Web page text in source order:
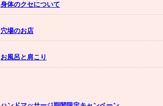
身体のクセについて
穴場のお店
お風呂と肩こり